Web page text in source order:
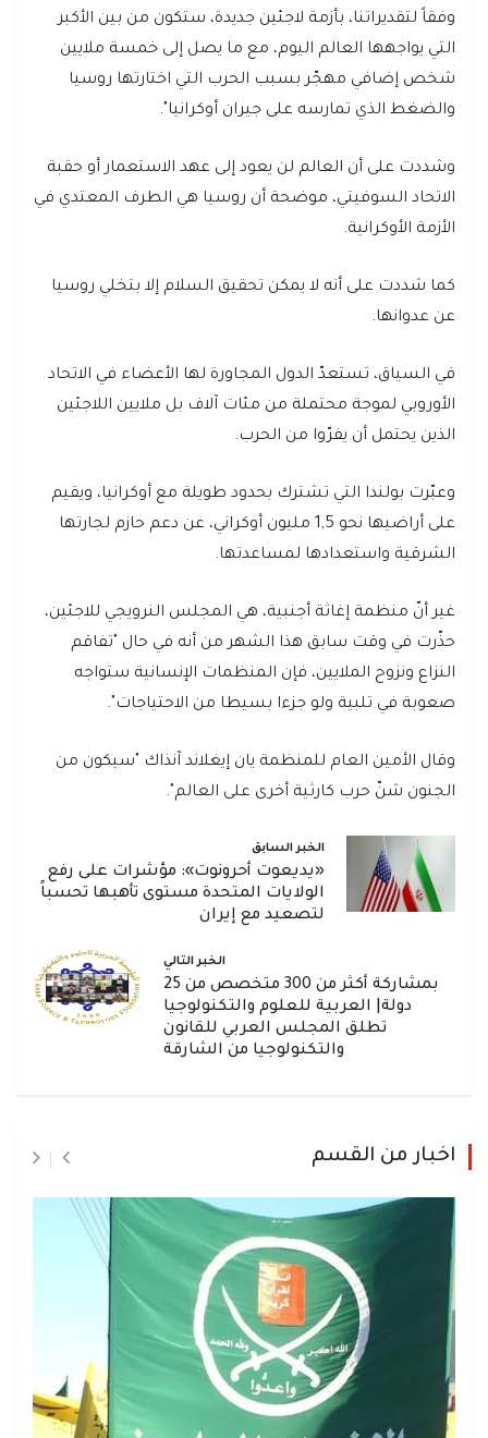
وفقاً لتقديراتنا، بأزمة لاجئين جديدة، ستكون من بين الأكبر
التي يواجهها العالم اليوم، مع ما يصل إلى خمسة ملايين
شخص إضافي مهجّر بسبب الحرب التي اختارتها روسيا
والضغط الذي تمارسه على جيران أوكرانيا".
وشددت على أن العالم لن يعود إلى عهد الاستعمار أو حقبة
الاتحاد السوفيتي، موضحة أن روسيا هي الطرف المعتدي في
الأزمة الأوكرانية.
كما شددت على أنه لا يمكن تحقيق السلام إلا بتخلي روسيا
عن عدوانها.
في السياق، تستعدّ الدول المجاورة لها الأعضاء في الاتحاد
الأوروبي لموجة محتملة من مئات آلاف بل ملايين اللاجئين
الذين يحتمل أن يفرّوا من الحرب.
وعبّرت بولندا التي تشترك بحدود طويلة مع أوكرانيا، ويقيم
على أراضيها نحو 1,5 مليون أوكراني، عن دعم حازم لجارتها
الشرقية واستعدادها لمساعدتها.
غير أنّ منظمة إغاثة أجنبية، هي المجلس النرويجي للاجئين،
حذّرت في وقت سابق هذا الشهر من أنه في حال "تفاقم
النزاع ونزوح الملايين، فإن المنظمات الإنسانية ستواجه
صعوبة في تلبية ولو جزءا بسيطا من الاحتياجات".
وقال الأمين العام للمنظمة يان إيغلاند آنذاك "سيكون من
الجنون شنّ حرب كارثية أخرى على العالم".
الخبر السابق
«يديعوت أحرونوت»: مؤشرات على رفع
الولايات المتحدة مستوى تأهبها تحسباً
لتصعيد مع إيران
الخبر التالي
بمشاركة أكثر من 300 متخصص من 25
دولة| العربية للعلوم والتكنولوجيا
تطلق المجلس العربي للقانون
والتكنولوجيا من الشارقة
اخبار من القسم